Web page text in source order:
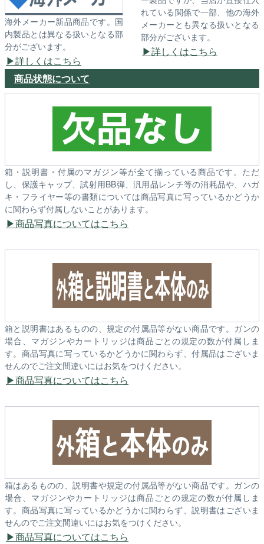
海外メーカー新品商品です。国
内製品とは異なる扱いとなる部
分がございます。
詳しくはこちら
れている関係で一部、他の海外
メーカーとも異なる扱いとなる
部分がございます。
詳しくはこちら
商品状態について
箱・説明書・付属のマガジン等が全て揃っている商品です。ただ
し、保護キャップ、試射用BB弾、汎用品レンチ等の消耗品や、ハガ
キ・フライヤー等の書類については商品写真に写っているかどうか
に関わらず付属しないことがあります。
商品写真についてはこちら
箱と説明書はあるものの、規定の付属品等がない商品です。ガンの
場合、マガジンやカートリッジは商品ごとの規定の数が付属しま
す。商品写真に写っているかどうかに関わらず、付属品はございま
せんのでご注文間違いにはお気をつけください。
商品写真についてはこちら
箱はあるものの、説明書や規定の付属品等がない商品です。ガンの
場合、マガジンやカートリッジは商品ごとの規定の数が付属しま
す。商品写真に写っているかどうかに関わらず、説明書はございま
せんのでご注文間違いにはお気をつけください。
商品写真についてはこちら